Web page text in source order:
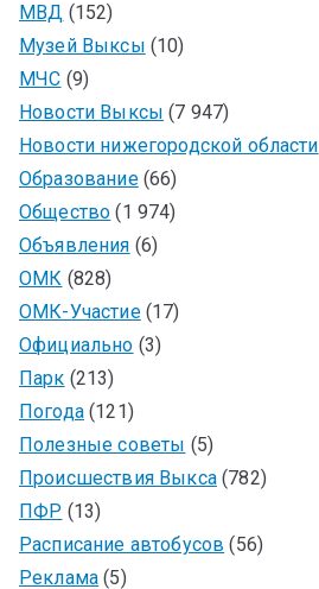
МВД (152)
Музей Выксы (10)
МЧС (9)
Новости Выксы (7 947)
Новости нижегородской области
Образование(66)
Общество (1 974)
Объявления (6)
ОМК (828)
ОМК-Участие(17)
Официально (3)
Парк (213)
Погода(121)
Полезные советы (5)
Происшествия Выкса(782)
ПФР (13)
Расписание автобусов (56)
Реклама (5)